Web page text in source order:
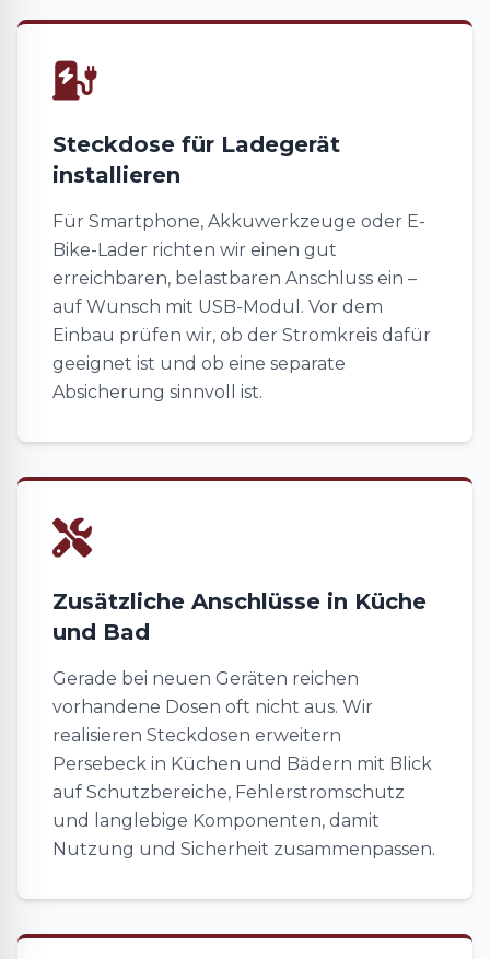
Steckdose für Ladegerät
installieren
Für Smartphone, Akkuwerkzeuge oder E-
Bike-Lader richten wir einen gut
erreichbaren, belastbaren Anschluss ein –
auf Wunsch mit USB-Modul. Vor dem
Einbau prüfen wir, ob der Stromkreis dafür
geeignet ist und ob eine separate
Absicherung sinnvoll ist.
Zusätzliche Anschlüsse in Küche
und Bad
Gerade bei neuen Geräten reichen
vorhandene Dosen oft nicht aus. Wir
realisieren Steckdosen erweitern
Persebeck in Küchen und Bädern mit Blick
auf Schutzbereiche, Fehlerstromschutz
und langlebige Komponenten, damit
Nutzung und Sicherheit zusammenpassen.